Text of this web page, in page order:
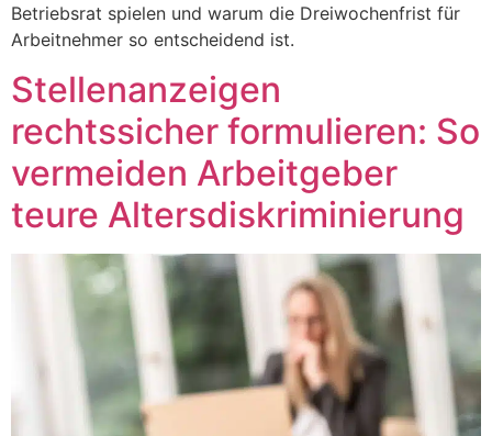
Betriebsrat spielen und warum die Dreiwochenfrist für
Arbeitnehmer so entscheidend ist.
Stellenanzeigen
rechtssicher formulieren: So
vermeiden Arbeitgeber
teure Altersdiskriminierung